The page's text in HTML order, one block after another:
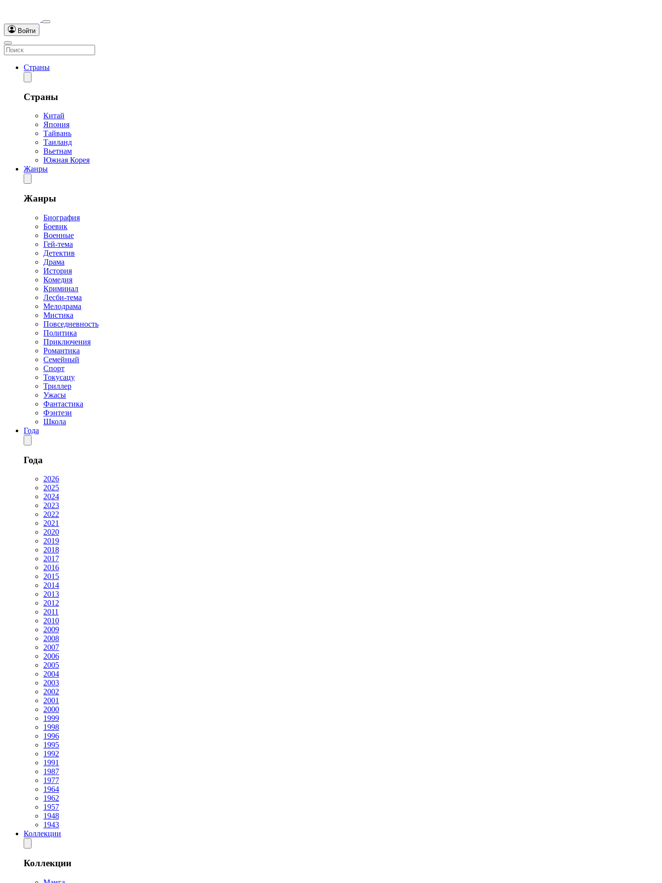
Войти
Страны
Страны
Китай
Япония
Тайвань
Таиланд
Вьетнам
Южная Корея
Жанры
Жанры
Биография
Боевик
Военные
Гей-тема
Детектив
Драма
История
Комедия
Криминал
Лесби-тема
Мелодрама
Мистика
Повседневность
Политика
Приключения
Романтика
Семейный
Спорт
Токусацу
Триллер
Ужасы
Фантастика
Фэнтези
Школа
Года
Года
2026
2025
2024
2023
2022
2021
2020
2019
2018
2017
2016
2015
2014
2013
2012
2011
2010
2009
2008
2007
2006
2005
2004
2003
2002
2001
2000
1999
1998
1996
1995
1992
1991
1987
1977
1964
1962
1957
1948
1943
Коллекции
Коллекции